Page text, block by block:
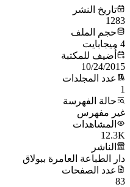
تاريخ النشر
1283
حجم الملف
4 ميجابايت
أُضيف للمكتبة
10/24/2015
عدد المجلدات
1
حالة الفهرسة
غير مفهرس
المشاهدات
12.3K
الناشر
دار الطباعة العامرة ببولاق
عدد الصفحات
83